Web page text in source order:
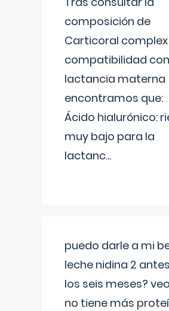
composición de
Carticoral complex
compatibilidad
lactancia materna
encontramos que:
Ácido hialurónico:
muy bajo para la
lactanc...
puedo darle a mi
leche nidina 2
los seis meses?
no tiene más